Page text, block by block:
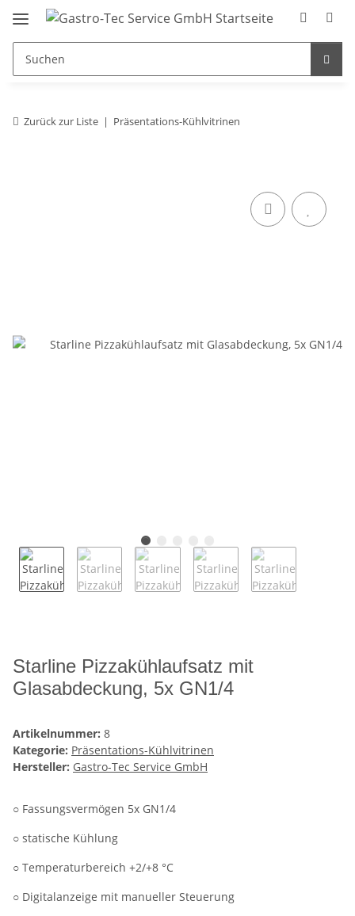
Zurück zur Liste Präsentations-Kühlvitrinen
Starline Pizzakühlaufsatz mit
Glasabdeckung, 5x GN1/4
Artikelnummer: 8
Kategorie: Präsentations-Kühlvitrinen
Hersteller: Gastro-Tec Service GmbH
○ Fassungsvermögen 5x GN1/4
○ statische Kühlung
○ Temperaturbereich +2/+8 °C
○ Digitalanzeige mit manueller Steuerung